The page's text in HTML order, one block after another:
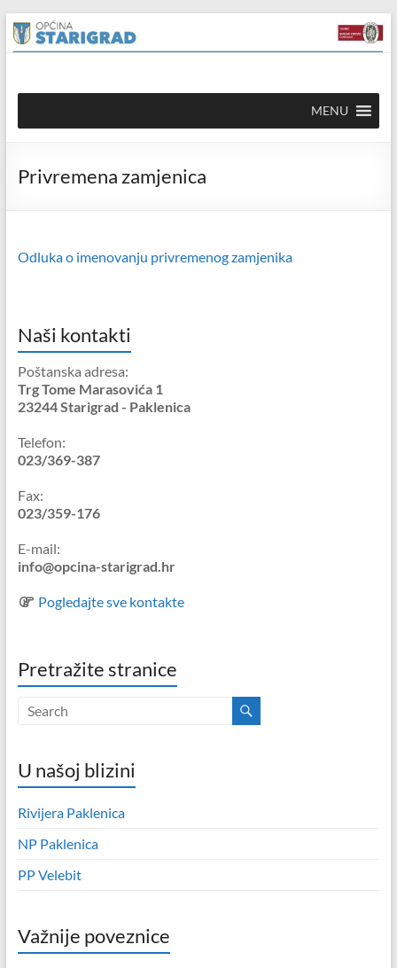
content
Skip
to
content
Općina
Starigrad
mrežna
MENU
Privremena zamjenica
Odluka o imenovanju privremenog zamjenika
Naši kontakti
Poštanska adresa:
Trg Tome Marasovića 1
23244 Starigrad - Paklenica
Telefon:
023/369-387
Fax:
023/359-176
E-mail:
info@opcina-starigrad.hr
Pogledajte sve kontakte
Pretražite stranice
U našoj blizini
Rivijera Paklenica
NP Paklenica
PP Velebit
Važnije poveznice